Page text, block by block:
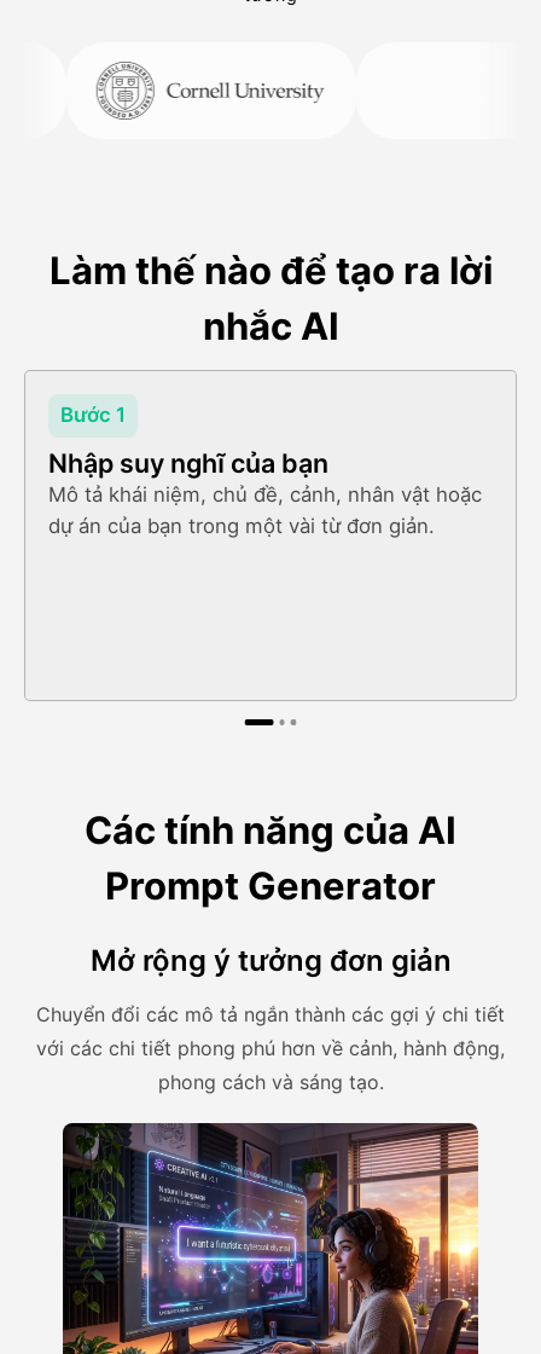
Làm thế nào để tạo ra lời
nhắc AI
Bước 1
Nhập suy nghĩ của bạn
Mô tả khái niệm, chủ đề, cảnh, nhân vật hoặc
dự án của bạn trong một vài từ đơn giản.
Các tính năng của AI
Prompt Generator
Mở rộng ý tưởng đơn giản
Chuyển đổi các mô tả ngắn thành các gợi ý chi tiết
với các chi tiết phong phú hơn về cảnh, hành động,
phong cách và sáng tạo.